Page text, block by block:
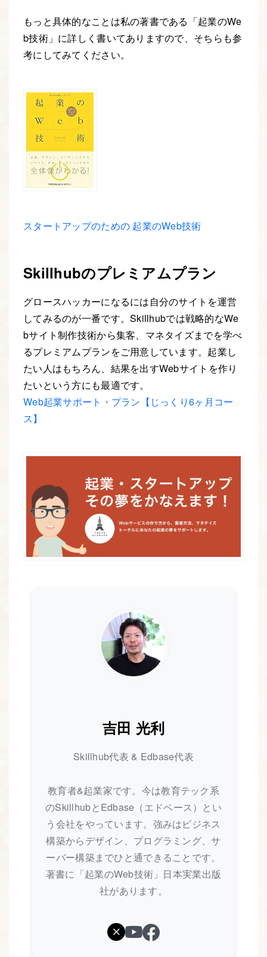
もっと具体的なことは私の著書である「起業のWe
b技術」に詳しく書いてありますので、そちらも参
考にしてみてください。
スタートアップのための 起業のWeb技術
Skillhubのプレミアムプラン
グロースハッカーになるには自分のサイトを運営
してみるのが一番です。Skillhubでは戦略的なWe
bサイト制作技術から集客、マネタイズまでを学べ
るプレミアムプランをご用意しています。起業し
たい人はもちろん、結果を出すWebサイトを作り
たいという方にも最適です。
Web起業サポート・プラン【じっくり6ヶ月コー
ス】
吉田 光利
Skillhub代表 & Edbase代表
教育者&起業家です。今は教育テック系
のSkillhubとEdbase（エドベース）とい
う会社をやっています。強みはビジネス
構築からデザイン、プログラミング、サ
ーバー構築までひと通できることです。
著書に「起業のWeb技術」日本実業出版
社があります。